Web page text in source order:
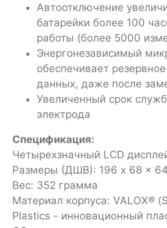
Автоотключение
батарейки более 100
работы (более 5000
Энергонезависимый
обеспечивает
данных, даже после
Увеличенный срок
электрода
Спецификация:
Четырехзначный LCD
Размеры (ДШВ): 196 x 68 x
Вес: 352 грамма
Материал корпуса: VALOХ®
Plastics - инновационный